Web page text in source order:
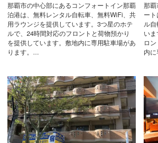
那覇市の中心部にあるコンフォートイン那覇
泊港は、無料レンタル自転車、無料WiFi、共
用ラウンジを提供しています。3つ星のホテ
ルで、24時間対応のフロントと荷物預かり
を提供しています。敷地内に専用駐車場があ
ります。...
那
ー
ル
い
ロ
内